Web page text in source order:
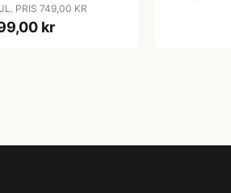
PRIS 749,00 KR
kr